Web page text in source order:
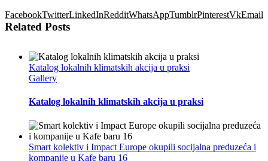
FacebookTwitterLinkedInRedditWhatsAppTumblrPinterestVkEmail
Related Posts
Katalog lokalnih klimatskih akcija u praksi
Gallery
Katalog lokalnih klimatskih akcija u praksi
Smart kolektiv i Impact Europe okupili socijalna preduzeća i
kompanije u Kafe baru 16